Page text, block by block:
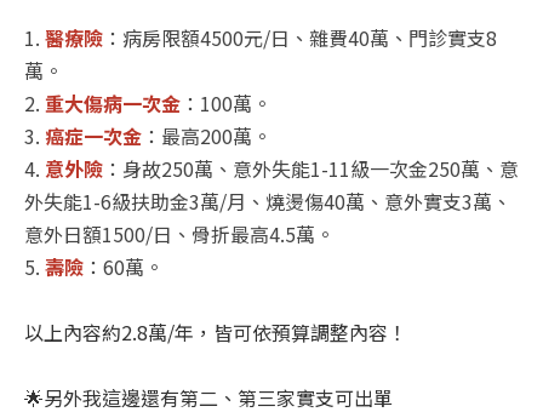
1. 醫療險 ：病房限額4500元/日、雜費40萬、門診實支8
萬。
2. 重大傷病一次金 ： 100萬。
3. 癌症一次金 ：最高200萬。
4. 意外險 ：身故250萬、意外失能1-11級一次金250萬、意
外失能1-6級扶助金3萬/月、燒燙傷40萬、意外實支3萬、
意外日額1500/日、骨折最高4.5萬。
5. 壽險 ： 60萬。
以上內容約2.8萬/年，皆可依預算調整內容！
🌟另外我這邊還有第二、第三家實支可出單